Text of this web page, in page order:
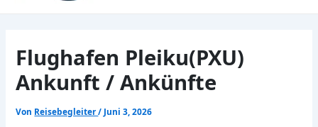
Flughafen Pleiku(PXU)
Ankunft / Ankünfte
Von Reisebegleiter/ Juni 3, 2026